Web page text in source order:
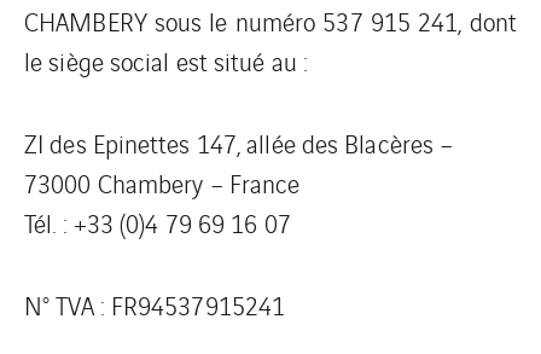
CHAMBERY sous le numéro 537 915 241, dont
le siège social est situé au :
ZI des Epinettes 147, allée des Blacères –
73000 Chambery – France
Tél. : +33 (0)4 79 69 16 07
N° TVA : FR94537915241